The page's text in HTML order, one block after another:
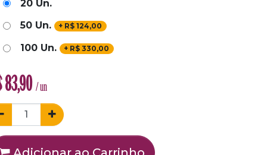
20 Un.
50 Un.
+ R$124,00
100 Un. + R$330,00
83,90 / un